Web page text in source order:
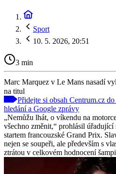
Sport
10. 5. 2026, 20:51
3 min
Marc Marquez v Le Mans nasadí
na titul
Přidejte si obsah Centrum.cz
hledání a Google zprávy
„Nemůžu lhát, o víkendu na
všechno změnit,“ prohlásil
startem francouzské Grand Prix.
nejen se soupeři, ale především s
ztrátou v celkovém hodnocení